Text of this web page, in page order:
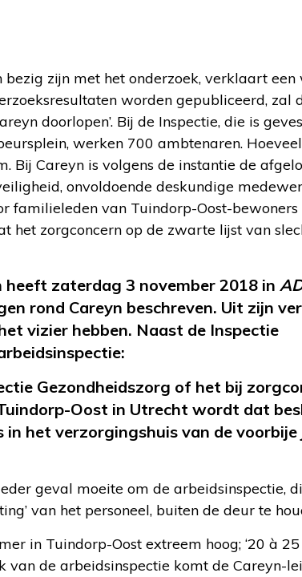
bezig zijn met het onderzoek, verklaart
worden gepubliceerd, zal
doorlopen’. Bij de Inspectie, die is
werken 700 ambtenaren.
Bij Careyn is volgens de instantie de
onvoldoende deskundige
familieleden van Tuindorp-Oost-
het zorgconcern op de zwarte lijst van
heeft zaterdag 3 november 2018 in
rond Careyn beschreven. Uit zijn
vizier hebben. Naast de Inspectie
Gezondheidszorg of het bij
Oost in Utrecht wordt dat
het verzorgingshuis van de voorbije
geval moeite om de arbeidsinspectie,
van het personeel, buiten de deur te
in Tuindorp-Oost extreem hoog; ‘20 à 25
van de arbeidsinspectie komt de Careyn-